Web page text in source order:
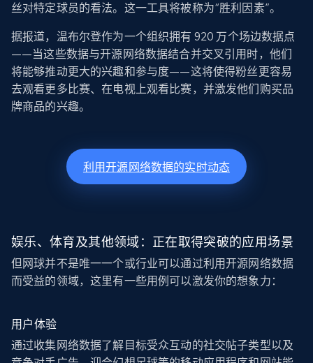
丝对特定球员的看法。这一工具将被称为“胜利因素”。
据报道，温布尔登作为一个组织拥有 920 万个场边数据点
——当这些数据与开源网络数据结合并交叉引用时，他们
将能够推动更大的兴趣和参与度——这将使得粉丝更容易
去观看更多比赛、在电视上观看比赛，并激发他们购买品
牌商品的兴趣。
利用开源网络数据的实时动态
娱乐、体育及其他领域：正在取得突破的应用场景
但网球并不是唯一一个或行业可以通过利用开源网络数据
而受益的领域，这里有一些用例可以激发你的想象力：
用户体验
通过收集网络数据了解目标受众互动的社交帖子类型以及